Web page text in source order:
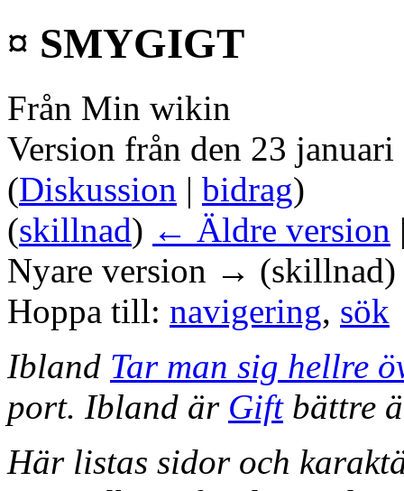
¤ SMYGIGT
Från Min wikin
Version från den 23
(Diskussion | bidrag)
(skillnad) ← Äldre version
Nyare version → (skillnad)
Hoppa till: navigering, sök
Ibland Tar man sig hellre
port. Ibland är Giftbättre
Här listas sidor och